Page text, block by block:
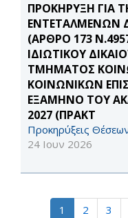
ΠΡΟΚΗΡΥΞΗ ΓΙΑ
ΕΝΤΕΤΑΛΜΕΝΩΝ
(ΑΡΘΡΟ 173
ΙΔΙΩΤΙΚΟΥ
ΤΜΗΜΑΤΟΣ
ΚΟΙΝΩΝΙΚΩΝ
ΕΞΑΜΗΝΟ ΤΟΥ
2027 (ΠΡΑΚΤ
Προκηρύξεις
24 Ιουν 2026
1 2 3